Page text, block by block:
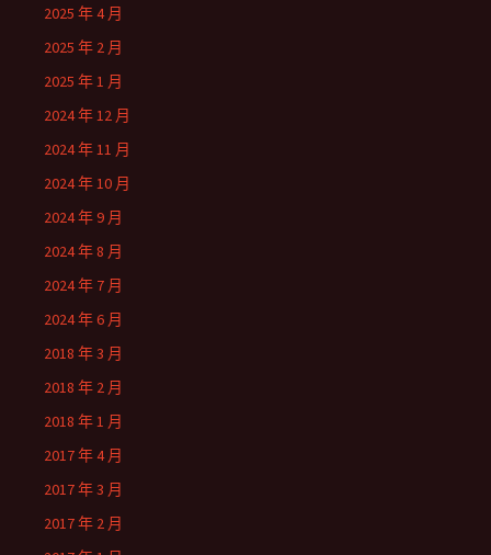
2025 年 4 月
2025 年 2 月
2025 年 1 月
2024 年 12 月
2024 年 11 月
2024 年 10 月
2024 年 9 月
2024 年 8 月
2024 年 7 月
2024 年 6 月
2018 年 3 月
2018 年 2 月
2018 年 1 月
2017 年 4 月
2017 年 3 月
2017 年 2 月